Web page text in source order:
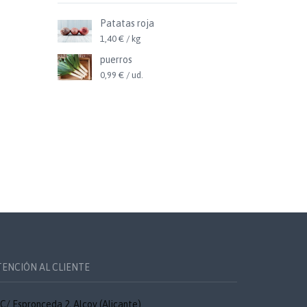
Patatas roja
1,40 € / kg
puerros
0,99 € / ud.
AL CLIENTE
C/ Espronceda 2, Alcoy (Alicante)